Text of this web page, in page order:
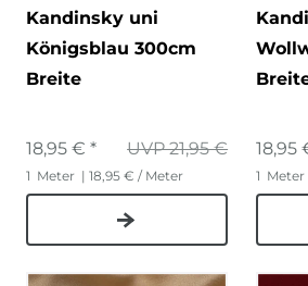
Kandinsky uni
Königsblau 300cm
Breite
UVP 21,95 €
18,95 € *
1 Meter | 18,95 € / Meter
18,95
1 Meter